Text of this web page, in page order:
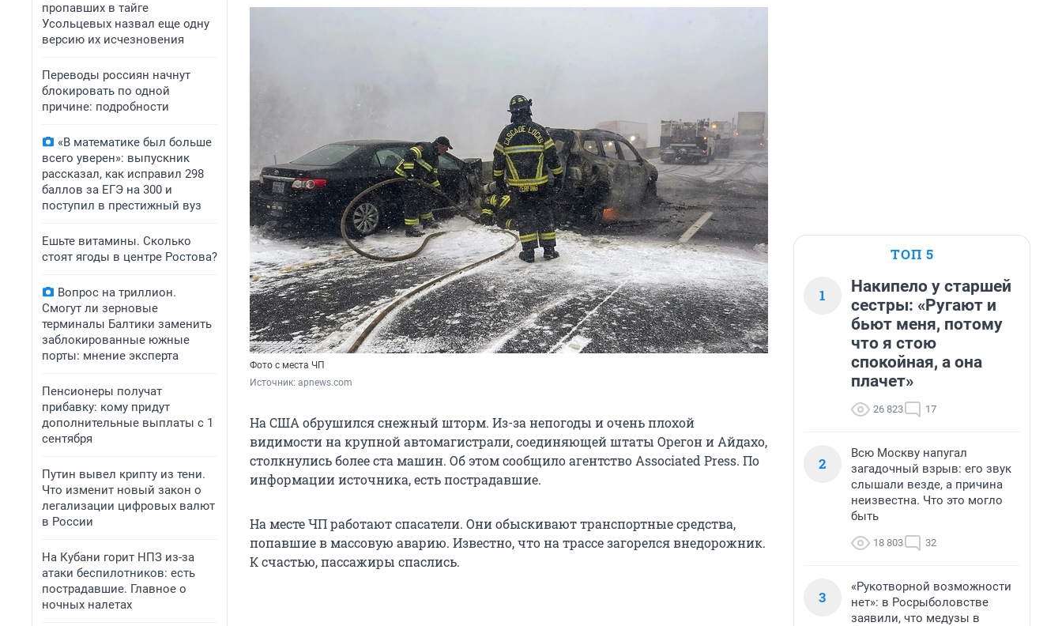
пропавших в тайге
Усольцевых назвал еще одну
версию их исчезновения
Переводы россиян начнут
блокировать по одной
причине: подробности
«В математике был больше
всего уверен»: выпускник
рассказал, как исправил 298
баллов за ЕГЭ на 300 и
поступил в престижный вуз
Ешьте витамины. Сколько
стоят ягоды в центре Ростова?
Вопрос на триллион.
Смогут ли зерновые
терминалы Балтики заменить
заблокированные южные
порты: мнение эксперта
Пенсионеры получат
прибавку: кому придут
дополнительные выплаты с 1
сентября
Путин вывел крипту из тени.
Что изменит новый закон о
легализации цифровых валют
в России
На Кубани горит НПЗ из-за
атаки беспилотников: есть
пострадавшие. Главное о
ночных налетах
Фото с места ЧП
Источник: apnews.com
На США обрушился снежный шторм. Из-за непогоды и очень плохой
видимости на крупной автомагистрали, соединяющей штаты Орегон и Айдахо,
столкнулись более ста машин. Об этом сообщило агентство Associated Press. По
информации источника, есть пострадавшие.
На месте ЧП работают спасатели. Они обыскивают транспортные средства,
попавшие в массовую аварию. Известно, что на трассе загорелся внедорожник.
К счастью, пассажиры спаслись.
ТОП 5
1
Накипело у старшей
сестры: «Ругают и
бьют меня, потому
что я стою
спокойная, а она
плачет»
26 823 17
2
Всю Москву напугал
загадочный взрыв: его звук
слышали везде, а причина
неизвестна. Что это могло
быть
18 803 32
3
«Рукотворной возможности
нет»: в Росрыболовстве
заявили, что медузы в